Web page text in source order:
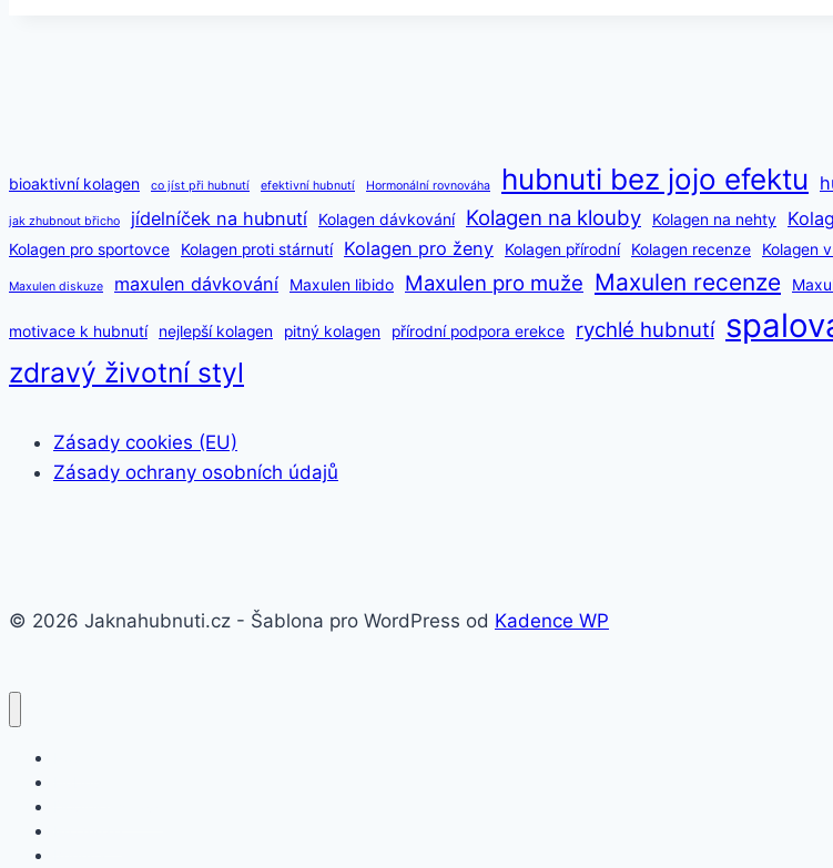
bioaktivní kolagen co jíst při hubnutí efektivní hubnutí Hormonální rovnováha hubnuti bez jojo efektu
jak zhubnout břicho jídelníček na hubnutí Kolagen dávkování Kolagen na klouby Kolagen na nehty
Kolagen pro sportovce
Kolagen proti stárnutí Kolagen pro ženy Kolagen přírodní Kolagen recenze Kolagen
Maxulen diskuze maxulen dávkování Maxulen libido Maxulen pro muže Maxulen recenze
motivace k hubnutí nejlepší kolagen pitný kolagen přírodní podpora erekce rychlé hubnutí
zdravý životní styl
Zásady cookies (EU)
Zásady ochrany osobních údajů
© 2026 Jaknahubnuti.cz - Šablona pro WordPress od Kadence WP